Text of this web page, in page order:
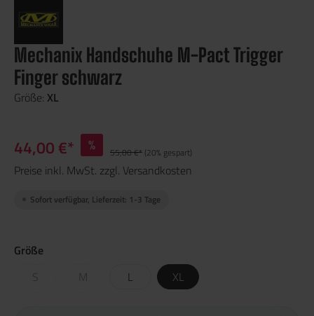
Mechanix Handschuhe M-Pact Trigger
Finger schwarz
Größe: XL
44,00 €* % 55,00 €* (20% gespart)
Preise inkl. MwSt. zzgl. Versandkosten
Sofort verfügbar, Lieferzeit: 1-3 Tage
Größe
M L XL